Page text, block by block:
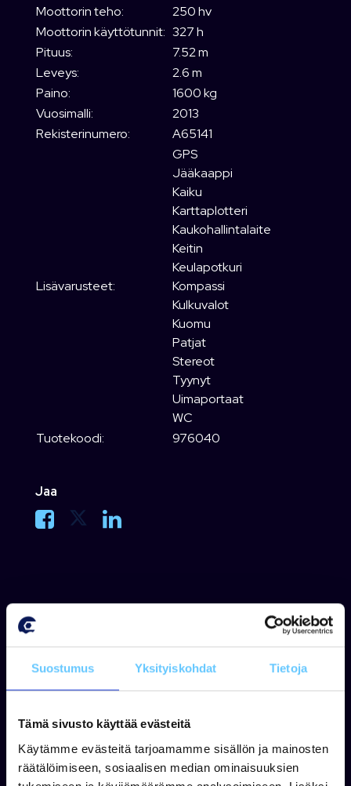
Suostumus Yksityiskohdat Tietoja
Tämä sivusto käyttää evästeitä
Käytämme evästeitä tarjoamamme sisällön ja mainosten
räätälöimiseen, sosiaalisen median ominaisuuksien
Moottorin teho:
250 hv
Moottorin käyttötunnit: 327 h
Pituus:
7.52 m
Leveys:
2.6 m
Paino:
1600 kg
Vuosimalli:
2013
Rekisterinumero:
A65141
Lisävarusteet:
GPS
Jääkaappi
Kaiku
Karttaplotteri
Kaukohallintalaite
Keitin
Keulapotkuri
Kompassi
Kulkuvalot
Kuomu
Patjat
Stereot
Tyynyt
Uimaportaat
WC
Tuotekoodi:
976040
Jaa
Suosituimmat tuotteet
Käytetty Käytetty